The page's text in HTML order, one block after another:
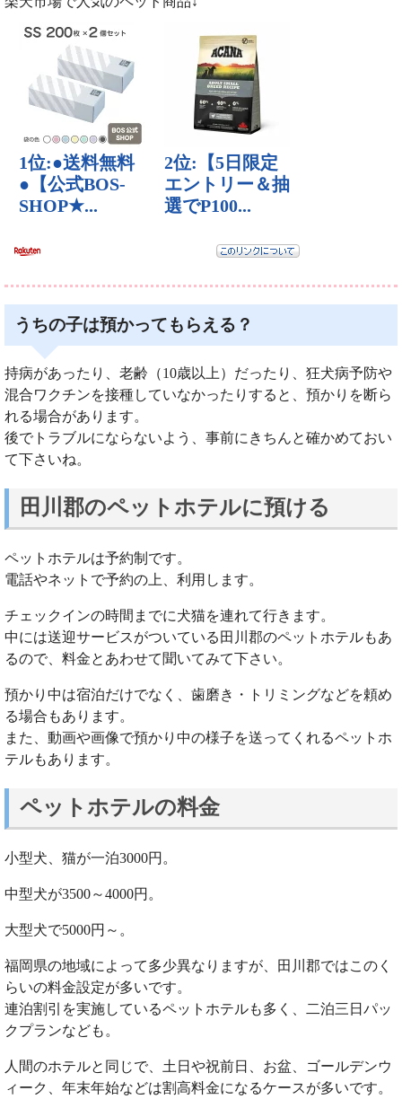
うちの子は預かってもらえる？
持病があったり、老齢（10歳以上）だったり、狂犬病予防や
混合ワクチンを接種していなかったりすると、預かりを断ら
れる場合があります。
後でトラブルにならないよう、事前にきちんと確かめておい
て下さいね。
田川郡のペットホテルに預ける
ペットホテルは予約制です。
電話やネットで予約の上、利用します。
チェックインの時間までに犬猫を連れて行きます。
中には送迎サービスがついている田川郡のペットホテルもあ
るので、料金とあわせて聞いてみて下さい。
預かり中は宿泊だけでなく、歯磨き・トリミングなどを頼め
る場合もあります。
また、動画や画像で預かり中の様子を送ってくれるペットホ
テルもあります。
ペットホテルの料金
小型犬、猫が一泊3000円。
中型犬が3500～4000円。
大型犬で5000円～。
福岡県の地域によって多少異なりますが、田川郡ではこのく
らいの料金設定が多いです。
連泊割引を実施しているペットホテルも多く、二泊三日パッ
クプランなども。
人間のホテルと同じで、土日や祝前日、お盆、ゴールデンウ
ィーク、年末年始などは割高料金になるケースが多いです。